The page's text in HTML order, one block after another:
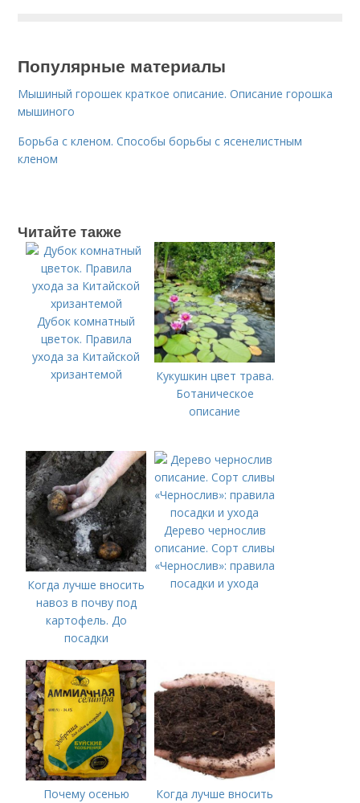
Популярные материалы
Мышиный горошек краткое описание. Описание горошка
мышиного
Борьба с кленом. Способы борьбы с ясенелистным
кленом
Читайте также
Дубок комнатный
цветок. Правила
ухода за Китайской
хризантемой
Кукушкин цвет трава.
Ботаническое
описание
Когда лучше вносить
навоз в почву под
картофель. До
посадки
Дерево чернослив
описание. Сорт сливы
«Чернослив»: правила
посадки и ухода
Почему осенью
Когда лучше вносить